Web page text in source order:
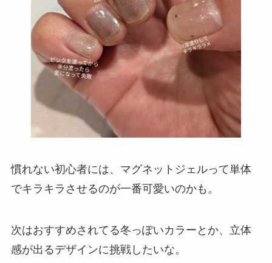
慣れない初心者には、マグネットジェルって単体
でキラキラさせるのが一番可愛いのかも。
次はおすすめされてる冬っぽいカラーとか、立体
感が出るデザインに挑戦したいな。